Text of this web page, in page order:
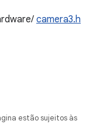
camera3.h
estão sujeitos às